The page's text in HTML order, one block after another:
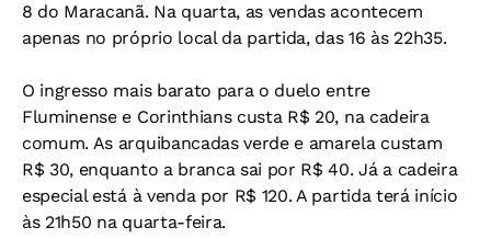
8 do Maracanã. Na quarta, as vendas acontecem
apenas no próprio local da partida, das 16 às 22h35.
O ingresso mais barato para o duelo entre
Fluminense e Corinthians custa R$ 20, na cadeira
comum. As arquibancadas verde e amarela custam
R$ 30, enquanto a branca sai por R$ 40. Já a cadeira
especial está à venda por R$ 120. A partida terá início
às 21h50 na quarta-feira.